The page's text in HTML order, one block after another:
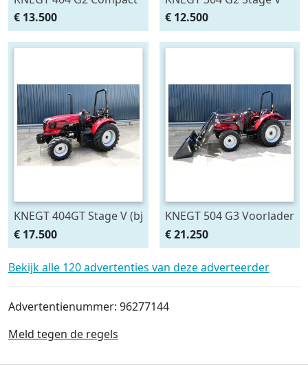
€ 13.500
(bj 2026)
€ 12.500
KNEGT 404GT Stage V (bj
2026)
€ 17.500
KNEGT 504 G3 Voorlader
€ 21.250
Bekijk alle 120 advertenties van deze adverteerder
Advertentienummer: 96277144
Meld tegen de regels